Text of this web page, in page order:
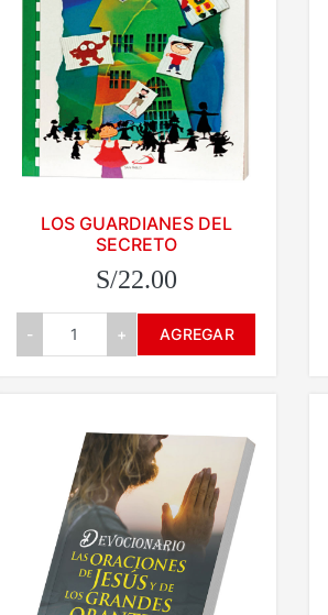
LOS GUARDIANES DEL
SECRETO
S/22.00
- + AGREGAR